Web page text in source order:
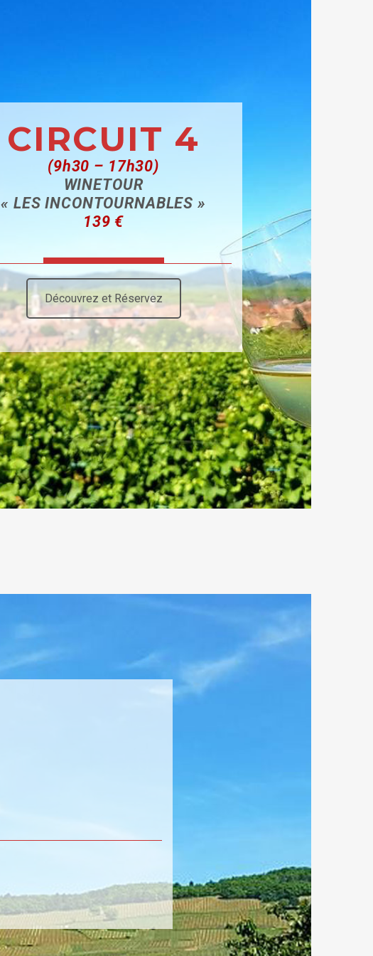
CIRCUIT 4
(9h30 – 17h30)
WINETOUR
« LES INCONTOURNABLES »
139 €
Découvrez et Réservez